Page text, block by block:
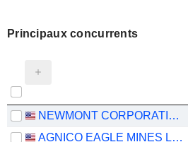
Principaux concurrents
NEWMONT CORPORATION
AGNICO EAGLE MINES LIMITED